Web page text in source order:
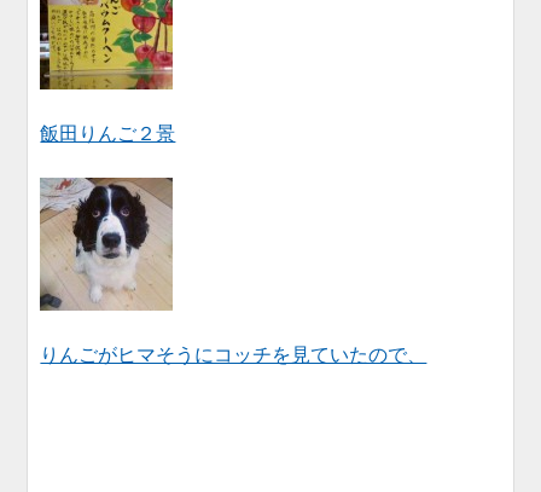
飯田りんご２景
りんごがヒマそうにコッチを見ていたので、